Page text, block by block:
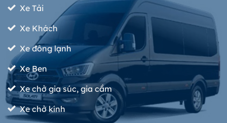
Xe Tải
Xe Khách
Xe đông lạnh
Xe Ben
Xe chở gia súc, gia cầm
Xe chở kính